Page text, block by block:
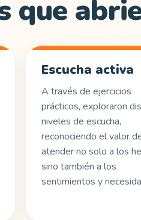
que
Escucha activa
A través de ejercicios
prácticos, exploraron
niveles de escucha,
reconociendo el valor
atender no solo a los
sino también a los
sentimientos y